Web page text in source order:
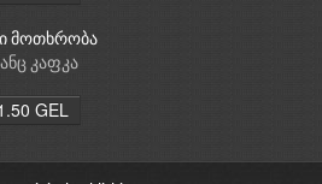
მოთხრობა
კაფკა
GEL